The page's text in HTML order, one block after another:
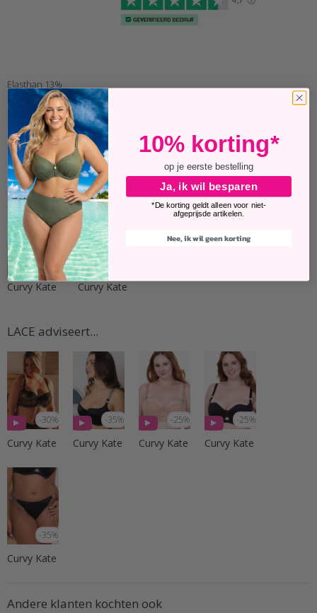
Elasthan 13%
Ask about this
Past perfect
-25%
Curvy Kate Curvy Kate
LACE adviseert...
-30%
Curvy Kate
-35%
Curvy Kate
-25%
Curvy Kate
-25%
Curvy Kate
-35%
Curvy Kate
Andere klanten kochten ook
10% korting*
op je eerste bestelling
Ja, ik wil besparen
*De korting geldt alleen voor niet-
afgeprijsde artikelen.
Nee, ik wil geen korting